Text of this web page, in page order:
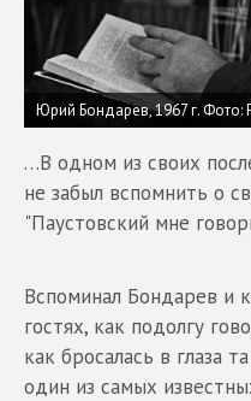
Юрий Бондарев, 1967 г.
…В одном из своих
не забыл вспомнить о
"Паустовский мне
Вспоминал Бондарев и
гостях, как подолгу
как бросалась в глаза
один из самых